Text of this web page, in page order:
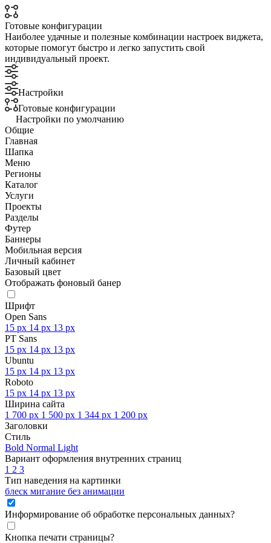
Готовые конфигурации
Наиболее удачные и полезные комбинации настроек виджета,
которые помогут быстро и легко запустить свой
индивидуальный проект.
Настройки
Готовые конфигурации
Настройки по умолчанию
Общие
Главная
Шапка
Меню
Регионы
Каталог
Услуги
Проекты
Разделы
Футер
Баннеры
Мобильная версия
Личный кабинет
Базовый цвет
Отображать фоновый банер
Шрифт
Open Sans
15 px 14 px 13 px
PT Sans
15 px 14 px 13 px
Ubuntu
15 px 14 px 13 px
Roboto
15 px 14 px 13 px
Ширина сайта
1 700 px 1 500 px 1 344 px 1 200 px
Заголовки
Стиль
Bold Normal Light
Вариант оформления внутренних страниц
1 2 3
Тип наведения на картинки
блеск мигание без анимации
Информирование об обработке персональных данных?
Кнопка печати страницы?